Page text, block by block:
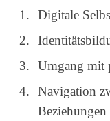
Digitale
Umgang mit
Navigation
Beziehungen